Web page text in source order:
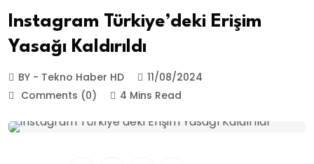
Instagram Türkiye’deki Erişim
Yasağı Kaldırıldı
BY - Tekno Haber HD
11/08/2024
Comments (0)
4 Mins Read